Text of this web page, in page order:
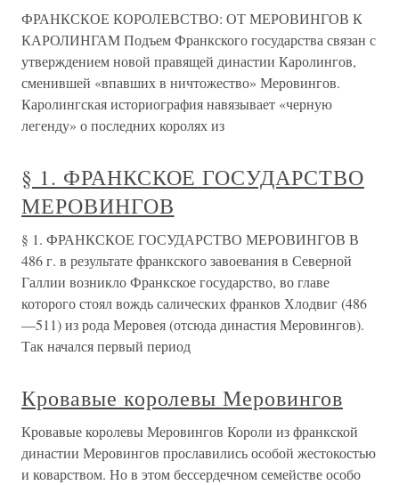
ФРАНКСКОЕ КОРОЛЕВСТВО: ОТ МЕРОВИНГОВ К
КАРОЛИНГАМ Подъем Франкского государства связан с
утверждением новой правящей династии Каролингов,
сменившей «впавших в ничтожество» Меровингов.
Каролингская историография навязывает «черную
легенду» о последних королях из
§ 1. ФРАНКСКОЕ ГОСУДАРСТВО
МЕРОВИНГОВ
§ 1. ФРАНКСКОЕ ГОСУДАРСТВО МЕРОВИНГОВ В
486 г. в результате франкского завоевания в Северной
Галлии возникло Франкское государство, во главе
которого стоял вождь салических франков Хлодвиг (486
—511) из рода Меровея (отсюда династия Меровингов).
Так начался первый период
Кровавые королевы Меровингов
Кровавые королевы Меровингов Короли из франкской
династии Меровингов прославились особой жестокостью
и коварством. Но в этом бессердечном семействе особо